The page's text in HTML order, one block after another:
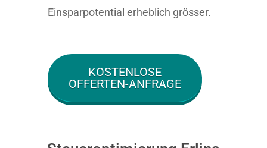
Einsparpotential erheblich grösser.
KOSTENLOSE
OFFERTEN-ANFRAGE